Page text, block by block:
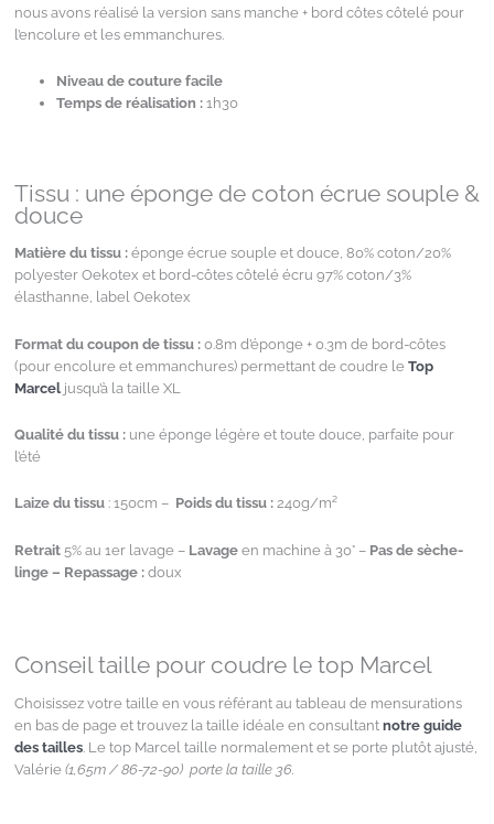
nous avons réalisé la version sans manche + bord côtes côtelé pour
l’encolure et les emmanchures.
Niveau de couture facile
Temps de réalisation : 1h30
Tissu : une éponge de coton écrue souple &
douce
Matière du tissu : éponge écrue souple et douce, 80% coton/20%
polyester Oekotex et bord-côtes côtelé écru 97% coton/3%
élasthanne, label Oekotex
Format du coupon de tissu : 0.8m d’éponge + 0.3m de bord-côtes
(pour encolure et emmanchures) permettant de coudre le Top
Marceljusqu’à la taille XL
Qualité du tissu : une éponge légère et toute douce, parfaite pour
l’été
Laize du tissu: 150cm – Poids du tissu :240g/m²
Retrait5% au 1er lavage – Lavageen machine à 30° – Pas de sèche-
linge – Repassage : doux
Conseil taille pour coudre le top Marcel
Choisissez votre taille en vous référant au tableau de mensurations
en bas de page et trouvez la taille idéale en consultant notre guide
des tailles. Le top Marcel taille normalement et se porte plutôt ajusté,
Valérie (1,65m / 86-72-90) porte la taille 36.